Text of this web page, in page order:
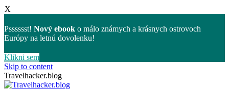
X
Psssssst! Nový ebook o málo známych a krásnych ostrovoch
Európy na letnú dovolenku!
Klikni sem
Skip to content
Travelhacker.blog